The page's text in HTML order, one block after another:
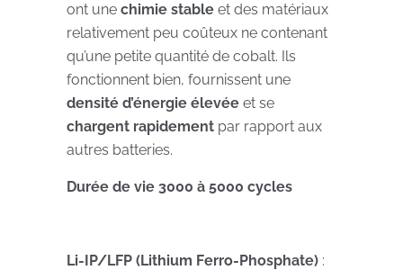
ont une chimie stable et des matériaux
relativement peu coûteux ne contenant
qu’une petite quantité de cobalt. Ils
fonctionnent bien, fournissent une
densité d’énergie élevée et se
chargent rapidement par rapport aux
autres batteries.
Durée de vie 3000 à 5000 cycles
Li-IP/LFP (Lithium Ferro-Phosphate) :